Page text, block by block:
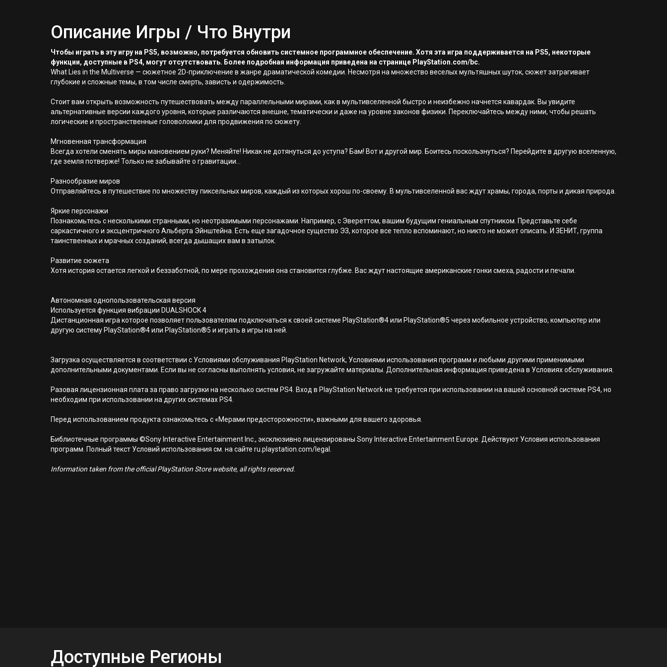
Описание Игры / Что Внутри
Чтобы играть в эту игру на PS5, возможно, потребуется обновить системное программное обеспечение. Хотя эта игра поддерживается на PS5, некоторые
функции, доступные в PS4, могут отсутствовать. Более подробная информация приведена на странице PlayStation.com/bc.
What Lies in the Multiverse — сюжетное 2D-приключение в жанре драматической комедии. Несмотря на множество веселых мультяшных шуток, сюжет затрагивает
глубокие и сложные темы, в том числе смерть, зависть и одержимость.
Стоит вам открыть возможность путешествовать между параллельными мирами, как в мультивселенной быстро и неизбежно начнется кавардак. Вы увидите
альтернативные версии каждого уровня, которые различаются внешне, тематически и даже на уровне законов физики. Переключайтесь между ними, чтобы решать
логические и пространственные головоломки для продвижения по сюжету.
Мгновенная трансформация
Всегда хотели сменять миры мановением руки? Меняйте! Никак не дотянуться до уступа? Бам! Вот и другой мир. Боитесь поскользнуться? Перейдите в другую вселенную,
где земля потверже! Только не забывайте о гравитации...
Разнообразие миров
Отправляйтесь в путешествие по множеству пиксельных миров, каждый из которых хорош по-своему. В мультивселенной вас ждут храмы, города, порты и дикая природа.
Яркие персонажи
Познакомьтесь с несколькими странными, но неотразимыми персонажами. Например, с Эвереттом, вашим будущим гениальным спутником. Представьте себе
саркастичного и эксцентричного Альберта Эйнштейна. Есть еще загадочное существо ЭЗ, которое все тепло вспоминают, но никто не может описать. И ЗЕНИТ, группа
таинственных и мрачных созданий, всегда дышащих вам в затылок.
Развитие сюжета
Хотя история остается легкой и беззаботной, по мере прохождения она становится глубже. Вас ждут настоящие американские гонки смеха, радости и печали.
Автономная однопользовательская версия
Используется функция вибрации DUALSHOCK 4
Дистанционная игра которое позволяет пользователям подключаться к своей системе PlayStation®4 или PlayStation®5 через мобильное устройство, компьютер или
другую систему PlayStation®4 или PlayStation®5 и играть в игры на ней.
Загрузка осуществляется в соответствии с Условиями обслуживания PlayStation Network, Условиями использования программ и любыми другими применимыми
дополнительными документами. Если вы не согласны выполнять условия, не загружайте материалы. Дополнительная информация приведена в Условиях обслуживания.
Разовая лицензионная плата за право загрузки на несколько систем PS4. Вход в PlayStation Network не требуется при использовании на вашей основной системе PS4, но
необходим при использовании на других системах PS4.
Перед использованием продукта ознакомьтесь с «Мерами предосторожности», важными для вашего здоровья.
Библиотечные программы ©Sony Interactive Entertainment Inc., эксклюзивно лицензированы Sony Interactive Entertainment Europe. Действуют Условия использования
программ. Полный текст Условий использования см. на сайте ru.playstation.com/legal.
Information taken from the official PlayStation Store website, all rights reserved.
Доступные Регионы